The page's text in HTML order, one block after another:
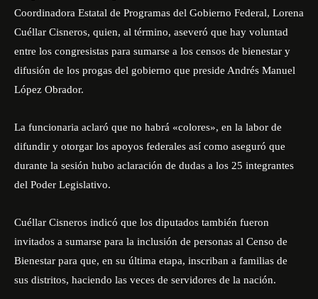
Coordinadora Estatal de Programas del Gobierno Federal, Lorena
Cuéllar Cisneros, quien, al término, aseveró que hay voluntad
entre los congresistas para sumarse a los censos de bienestar y
difusión de los progas del gobierno que preside Andrés Manuel
López Obrador.
La funcionaria aclaró que no habrá «colores», en la labor de
difundir y otorgar los apoyos federales así como aseguró que
durante la sesión hubo aclaración de dudas a los 25 integrantes
del Poder Legislativo.
Cuéllar Cisneros indicó que los diputados también fueron
invitados a sumarse para la inclusión de personas al Censo de
Bienestar para que, en su última etapa, inscriban a familias de
sus distritos, haciendo las veces de servidores de la nación.